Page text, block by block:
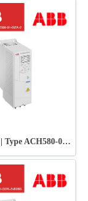
ABB Drive | Type ACH580-01-012A-2